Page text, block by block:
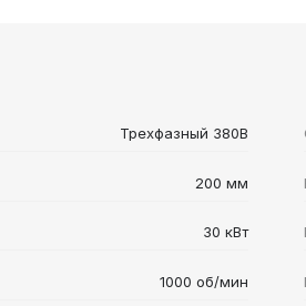
Трехфазный 380В
200 мм
30 кВт
1000 об/мин